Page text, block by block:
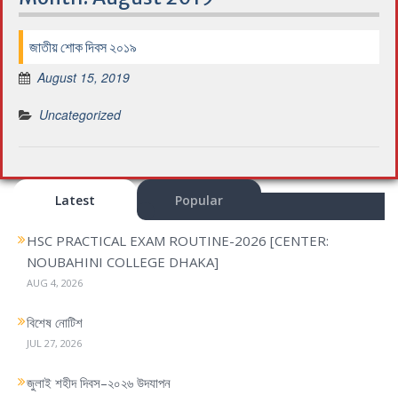
জাতীয় শোক দিবস ২০১৯
August 15, 2019
Uncategorized
Latest Popular
HSC PRACTICAL EXAM ROUTINE-2026 [CENTER:
NOUBAHINI COLLEGE DHAKA]
AUG 4, 2026
বিশেষ নোটিশ
JUL 27, 2026
জুলাই শহীদ দিবস–২০২৬ উদযাপন